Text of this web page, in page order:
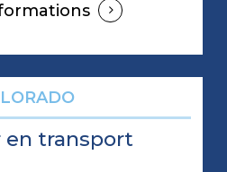
en transport